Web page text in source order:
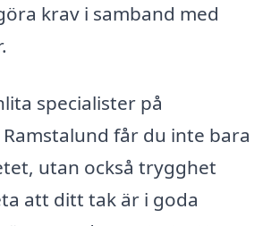
krav i samband med
specialister på
får du inte bara
utan också trygghet
att ditt tak är i goda